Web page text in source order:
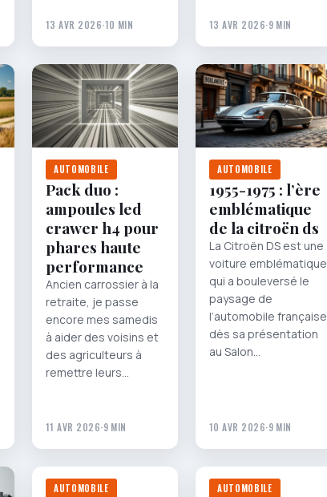
13 AVR 2026·10 MIN 13 AVR 2026·9 MIN
AUTOMOBILE
Pack duo :
ampoules led
crawer h4 pour
phares haute
performance
Ancien carrossier à la
retraite, je passe
encore mes samedis
à aider des voisins et
des agriculteurs à
remettre leurs…
11 AVR 2026·9 MIN
AUTOMOBILE
1955-1975 : l’ère
emblématique
de la citroën ds
La Citroën DS est une
voiture emblématique
qui a bouleversé le
paysage de
l’automobile française
dès sa présentation
au Salon…
10 AVR 2026·9 MIN
AUTOMOBILE AUTOMOBILE